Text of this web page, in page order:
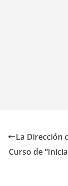
La Dirección
Curso de